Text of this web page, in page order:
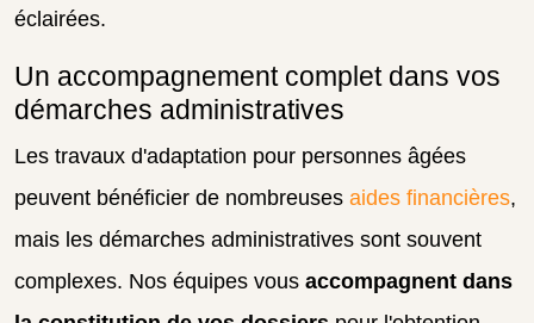
éclairées.
Un accompagnement complet dans vos
démarches administratives
Les travaux d'adaptation pour personnes âgées
peuvent bénéficier de nombreuses aides financières,
mais les démarches administratives sont souvent
complexes. Nos équipes vous accompagnent dans